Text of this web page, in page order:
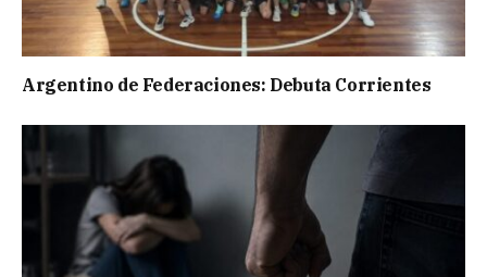
Argentino de Federaciones: Debuta Corrientes